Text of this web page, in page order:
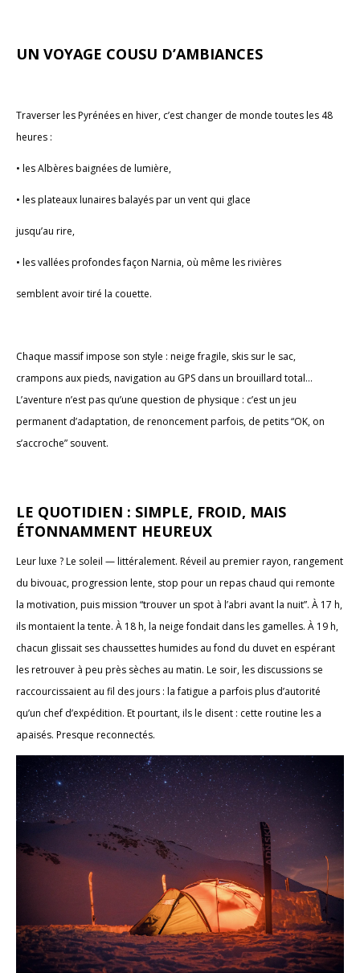
UN VOYAGE COUSU D’AMBIANCES
Traverser les Pyrénées en hiver, c’est changer de monde toutes les 48
heures :
• les Albères baignées de lumière,
• les plateaux lunaires balayés par un vent qui glace
jusqu’au rire,
• les vallées profondes façon Narnia, où même les rivières
semblent avoir tiré la couette.
Chaque massif impose son style : neige fragile, skis sur le sac,
crampons aux pieds, navigation au GPS dans un brouillard total…
L’aventure n’est pas qu’une question de physique : c’est un jeu
permanent d’adaptation, de renoncement parfois, de petits “OK, on
s’accroche” souvent.
LE QUOTIDIEN : SIMPLE, FROID, MAIS
ÉTONNAMMENT HEUREUX
Leur luxe ? Le soleil — littéralement. Réveil au premier rayon, rangement
du bivouac, progression lente, stop pour un repas chaud qui remonte
la motivation, puis mission “trouver un spot à l’abri avant la nuit”. À 17 h,
ils montaient la tente. À 18 h, la neige fondait dans les gamelles. À 19 h,
chacun glissait ses chaussettes humides au fond du duvet en espérant
les retrouver à peu près sèches au matin. Le soir, les discussions se
raccourcissaient au fil des jours : la fatigue a parfois plus d’autorité
qu’un chef d’expédition. Et pourtant, ils le disent : cette routine les a
apaisés. Presque reconnectés.